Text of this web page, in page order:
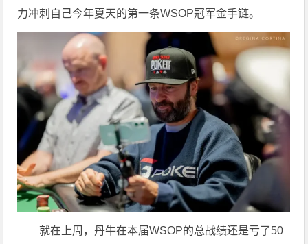
力冲刺自己今年夏天的第一条WSOP冠军金手链。
就在上周，丹牛在本届WSOP的总战绩还是亏了50